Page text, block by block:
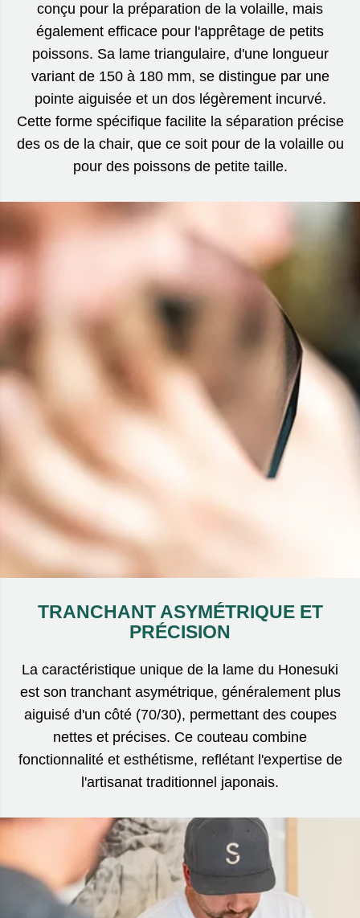
conçu pour la préparation de la volaille, mais
également efficace pour l'apprêtage de petits
poissons. Sa lame triangulaire, d'une longueur
variant de 150 à 180 mm, se distingue par une
pointe aiguisée et un dos légèrement incurvé.
Cette forme spécifique facilite la séparation précise
des os de la chair, que ce soit pour de la volaille ou
pour des poissons de petite taille.
TRANCHANT ASYMÉTRIQUE ET
PRÉCISION
La caractéristique unique de la lame du Honesuki
est son tranchant asymétrique, généralement plus
aiguisé d'un côté (70/30), permettant des coupes
nettes et précises. Ce couteau combine
fonctionnalité et esthétisme, reflétant l'expertise de
l'artisanat traditionnel japonais.
RÉSERVEZ VOTRE COUTEAU
Les réservations sont conservées pendant 3 heures durant
les heures d’ouverture (10 h à 17 h).
Toute commande passée en dehors des heures
d’ouverture sera réservée pour les 3 premières heures du
prochain jour ouvrable.